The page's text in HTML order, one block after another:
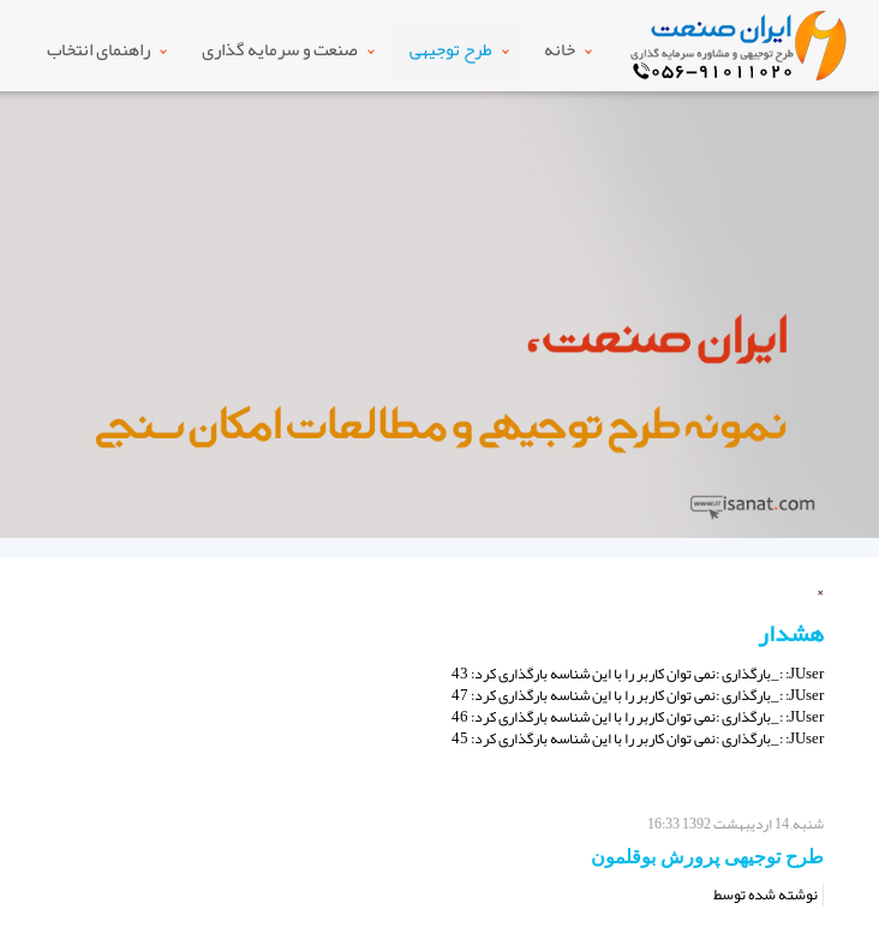
خانه طرح توجیهی صنعت و سرمایه گذاری راهنمای انتخاب
×
هشدار
JUser: :_بارگذاری :نمی توان کاربر را با این شناسه بارگذاری کرد: 43
JUser: :_بارگذاری :نمی توان کاربر را با این شناسه بارگذاری کرد: 47
JUser: :_بارگذاری :نمی توان کاربر را با این شناسه بارگذاری کرد: 46
JUser: :_بارگذاری :نمی توان کاربر را با این شناسه بارگذاری کرد: 45
شنبه, 14 ارديبهشت 1392 16:33
طرح توجیهی پرورش بوقلمون
نوشته شده توسط